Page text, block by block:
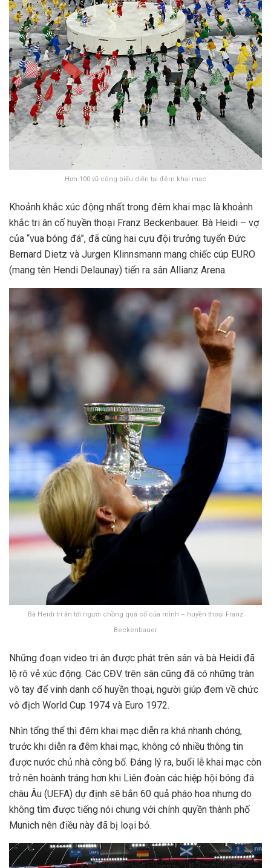
Hơn 100 vũ công biểu diễn tại đêm khai mạc
Khoảnh khắc xúc động nhất trong đêm khai mạc là khoảnh
khắc tri ân cố huyền thoại Franz Beckenbauer. Bà Heidi – vợ
của “vua bóng đá”, đã cùng hai cựu đội trưởng tuyển Đức
Bernard Dietz và Jurgen Klinnsmann mang chiếc cúp EURO
(mang tên Hendi Delaunay) tiến ra sân Allianz Arena.
Bà Heidi tri ân tới người chồng quá cố của mình – huyền thoại Franz
Beckenbauer
Những đoạn video tri ân được phát trên sân và bà Heidi đã
lộ rõ vẻ xúc động. Các CĐV trên sân cũng đã có những tràn
vô tay để vinh danh cố huyền thoại, người giúp đem về chức
vô địch World Cup 1974 và Euro 1972.
Nhìn tổng thể thì đêm khai mạc diễn ra khá nhanh chóng,
trước khi diễn ra đêm khai mạc, không có nhiều thông tin
được nước chủ nhà công bố. Đáng lý ra, buổi lễ khai mạc còn
trở nên hoành tráng hơn khi Liên đoàn các hiệp hội bóng đá
châu Âu (UEFA) dự định sẽ bắn 60 quả pháo hoa nhưng do
không tìm được tiếng nói chung với chính quyền thành phố
Munich nên điều này đã bị loại bỏ.